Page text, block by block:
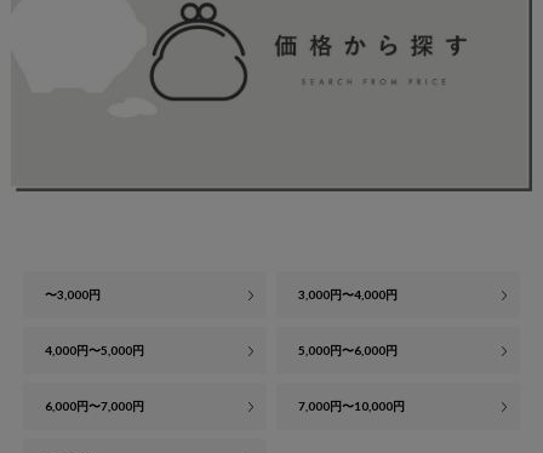
〜3,000円 3,000円〜4,000円
4,000円〜5,000円 5,000円〜6,000円
6,000円〜7,000円 7,000円〜10,000円